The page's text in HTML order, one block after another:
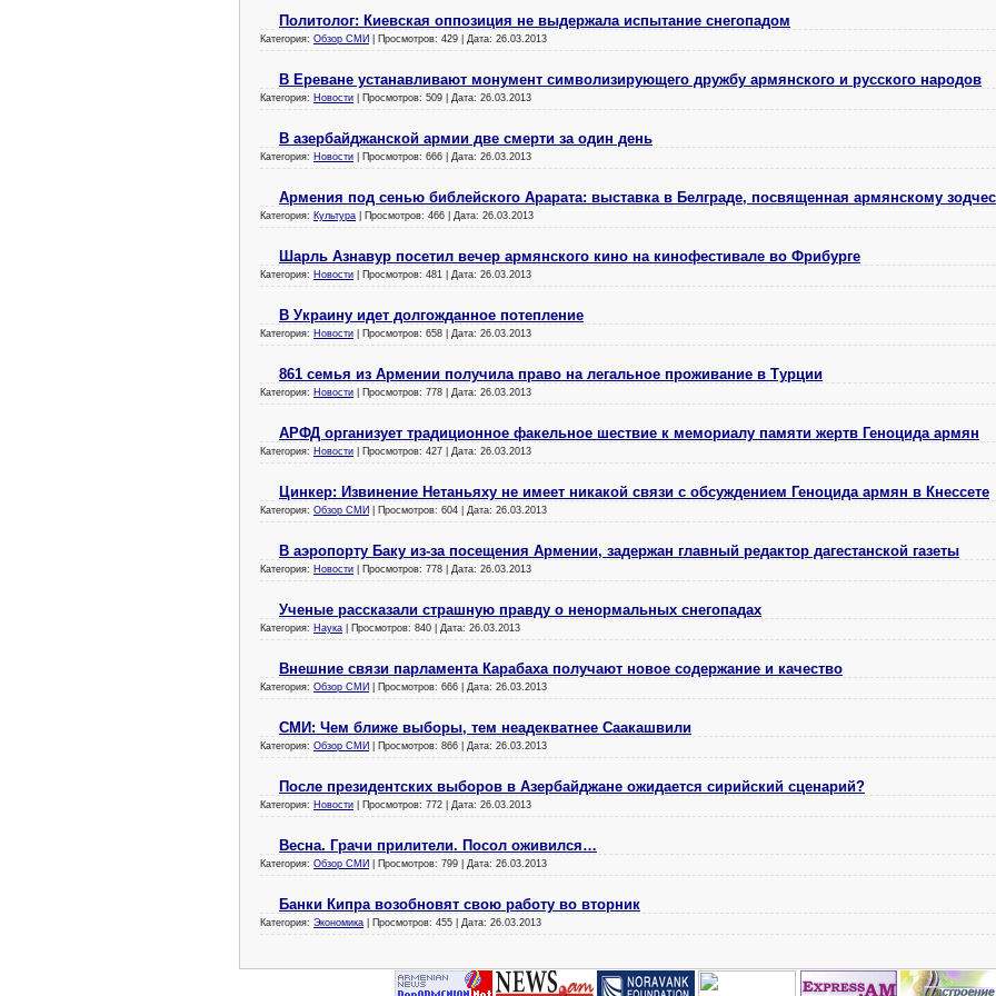
Политолог: Киевская оппозиция не выдержала испытание снегопадом
Категория: Обзор СМИ | Просмотров: 429 | Дата: 26.03.2013
В Ереване устанавливают монумент символизирующего дружбу армянского и русского народов
Категория: Новости | Просмотров: 509 | Дата: 26.03.2013
В азербайджанской армии две смерти за один день
Категория: Новости | Просмотров: 666 | Дата: 26.03.2013
Армения под сенью библейского Арарата: выставка в Белграде, посвященная армянскому
Категория: Культура | Просмотров: 466 | Дата: 26.03.2013
Шарль Азнавур посетил вечер армянского кино на кинофестивале во Фрибурге
Категория: Новости | Просмотров: 481 | Дата: 26.03.2013
В Украину идет долгожданное потепление
Категория: Новости | Просмотров: 658 | Дата: 26.03.2013
861 семья из Армении получила право на легальное проживание в Турции
Категория: Новости | Просмотров: 778 | Дата: 26.03.2013
АРФД организует традиционное факельное шествие к мемориалу памяти жертв Геноцида армян
Категория: Новости | Просмотров: 427 | Дата: 26.03.2013
Цинкер: Извинение Нетаньяху не имеет никакой связи с обсуждением Геноцида армян в Кнессете
Категория: Обзор СМИ | Просмотров: 604 | Дата: 26.03.2013
В аэропорту Баку из-за посещения Армении, задержан главный редактор дагестанской газеты
Категория: Новости | Просмотров: 778 | Дата: 26.03.2013
Ученые рассказали страшную правду о ненормальных снегопадах
Категория: Наука | Просмотров: 840 | Дата: 26.03.2013
Внешние связи парламента Карабаха получают новое содержание и качество
Категория: Обзор СМИ | Просмотров: 666 | Дата: 26.03.2013
СМИ: Чем ближе выборы, тем неадекватнее Саакашвили
Категория: Обзор СМИ | Просмотров: 866 | Дата: 26.03.2013
После президентских выборов в Азербайджане ожидается сирийский сценарий?
Категория: Новости | Просмотров: 772 | Дата: 26.03.2013
Весна. Грачи прилители. Посол оживился…
Категория: Обзор СМИ | Просмотров: 799 | Дата: 26.03.2013
Банки Кипра возобновят свою работу во вторник
Категория: Экономика | Просмотров: 455 | Дата: 26.03.2013